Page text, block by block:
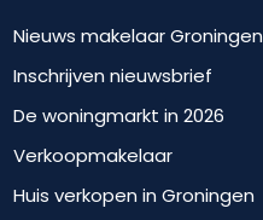
Nieuws makelaar Groningen
Inschrijven nieuwsbrief
De woningmarkt in 2026
Verkoopmakelaar
Huis verkopen in Groningen